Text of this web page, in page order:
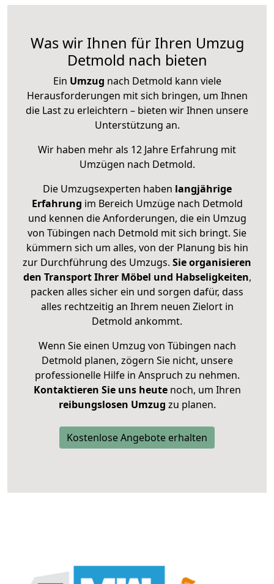
Was wir Ihnen für Ihren Umzug
Detmold nach bieten
Ein Umzug nach Detmold kann viele
Herausforderungen mit sich bringen, um Ihnen
die Last zu erleichtern – bieten wir Ihnen unsere
Unterstützung an.
Wir haben mehr als 12 Jahre Erfahrung mit
Umzügen nach Detmold.
Die Umzugsexperten haben langjährige
Erfahrung im Bereich Umzüge nach Detmold
und kennen die Anforderungen, die ein Umzug
von Tübingen nach Detmold mit sich bringt. Sie
kümmern sich um alles, von der Planung bis hin
zur Durchführung des Umzugs. Sie organisieren
den Transport Ihrer Möbel und Habseligkeiten,
packen alles sicher ein und sorgen dafür, dass
alles rechtzeitig an Ihrem neuen Zielort in
Detmold ankommt.
Wenn Sie einen Umzug von Tübingen nach
Detmold planen, zögern Sie nicht, unsere
professionelle Hilfe in Anspruch zu nehmen.
Kontaktieren Sie uns heutenoch, um Ihren
reibungslosen Umzug zu planen.
Kostenlose Angebote erhalten